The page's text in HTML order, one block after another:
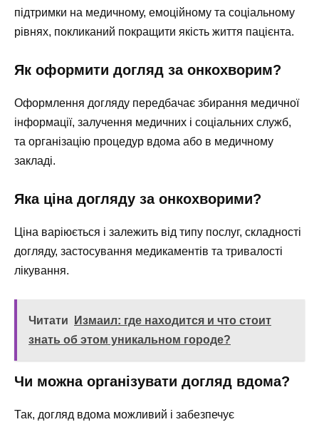
підтримки на медичному, емоційному та соціальному
рівнях, покликаний покращити якість життя пацієнта.
Як оформити догляд за онкохворим?
Оформлення догляду передбачає збирання медичної
інформації, залучення медичних і соціальних служб,
та організацію процедур вдома або в медичному
закладі.
Яка ціна догляду за онкохворими?
Ціна варіюється і залежить від типу послуг, складності
догляду, застосування медикаментів та тривалості
лікування.
Читати
Измаил: где находится и что стоит
знать об этом уникальном городе?
Чи можна організувати догляд вдома?
Так, догляд вдома можливий і забезпечує